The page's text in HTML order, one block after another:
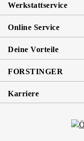
Werkstattservice
Online Service
Deine Vorteile
FORSTINGER
Karriere